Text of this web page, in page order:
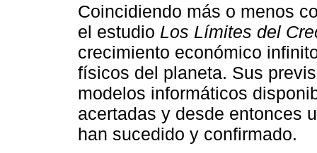
Coincidiendo más o menos
el estudio Los Límites del
crecimiento económico
físicos del planeta. Sus
modelos informáticos
acertadas y desde entonces
han sucedido y confirmado.